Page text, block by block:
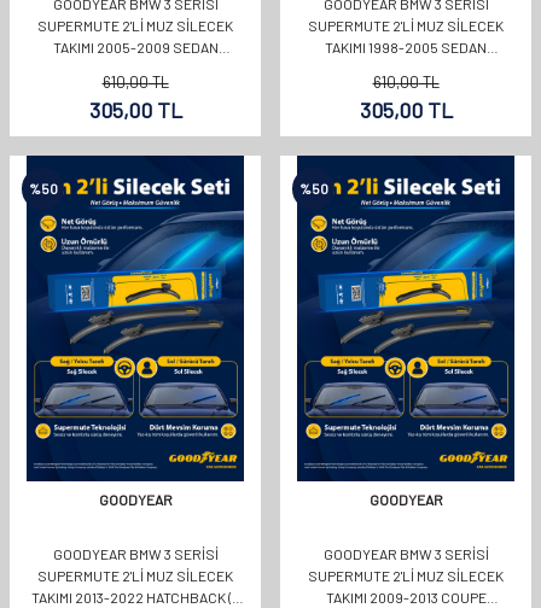
SUPERMUTE 2'LI MUZ SILECEK
TAKIMI 2005-2009 SEDAN
610,00TL
305,00TL
SUPERMUTE 2'LI MUZ SILECEK
TAKIMI 1998-2005 SEDAN
610,00TL
305,00TL
%50
GOODYEAR
GOODYEAR BMW 3 SERISI
SUPERMUTE 2'LI MUZ SILECEK
TAKIMI 2013-2022 HATCHBACK (5
%50
GOODYEAR
GOODYEAR BMW 3 SERISI
SUPERMUTE 2'LI MUZ SILECEK
TAKIMI 2009-2013 COUPE